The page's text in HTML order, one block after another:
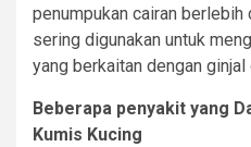
penumpukan cairan
sering digunakan untuk
yang berkaitan dengan ginjal
Beberapa penyakit yang
Kumis Kucing